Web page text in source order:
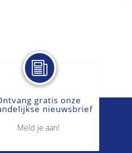
gratis onze
nieuwsbrief
Meld je aan!